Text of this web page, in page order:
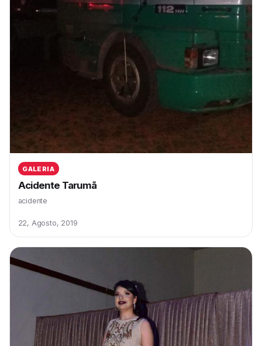
GALERIA
Acidente Tarumã
acidente
22, Agosto, 2019